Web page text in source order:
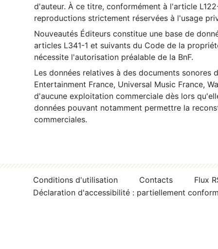
d'auteur. À ce titre, conformément à l'article
reproductions strictement réservées à l'usage
Nouveautés Éditeurs constitue une base de
articles L341-1 et suivants du Code de la
nécessite l'autorisation préalable de la BnF.
Les données relatives à des documents sonores
Entertainment France, Universal Music France,
d'aucune exploitation commerciale dès lors
données pouvant notamment permettre la
commerciales.
Conditions d'utilisation Contacts
Flux
Déclaration d'accessibilité : partiellement